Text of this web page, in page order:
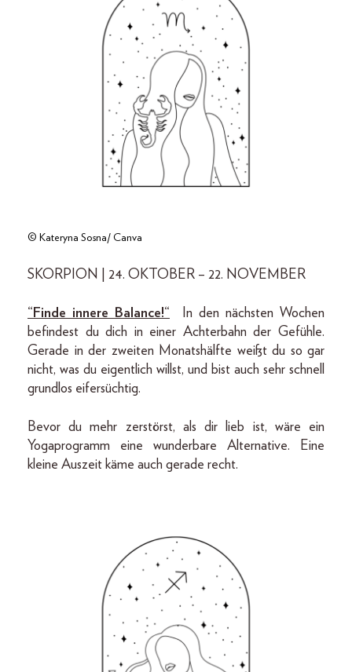
© Kateryna Sosna/ Canva
SKORPION | 24. OKTOBER – 22. NOVEMBER
“Finde innere Balance!“ In den nächsten Wochen
befindest du dich in einer Achterbahn der Gefühle.
Gerade in der zweiten Monatshälfte weißt du so gar
nicht, was du eigentlich willst, und bist auch sehr schnell
grundlos eifersüchtig.
Bevor du mehr zerstörst, als dir lieb ist, wäre ein
Yogaprogramm eine wunderbare Alternative. Eine
kleine Auszeit käme auch gerade recht.